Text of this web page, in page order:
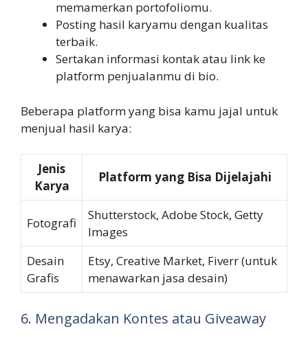
memamerkan portofoliomu.
Posting hasil karyamu dengan kualitas
terbaik.
Sertakan informasi kontak atau link ke
platform penjualanmu di bio.
Beberapa platform yang bisa kamu jajal untuk
menjual hasil karya:
Jenis
Karya
Platform yang Bisa Dijelajahi
Fotografi
Shutterstock, Adobe Stock, Getty
Images
Desain
Grafis
Etsy, Creative Market, Fiverr (untuk
menawarkan jasa desain)
6. Mengadakan Kontes atau Giveaway